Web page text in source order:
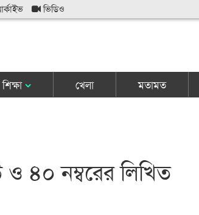
ভিডিও
শিক্ষা খেলা মতামত
৪০ নম্বরের লিখিত